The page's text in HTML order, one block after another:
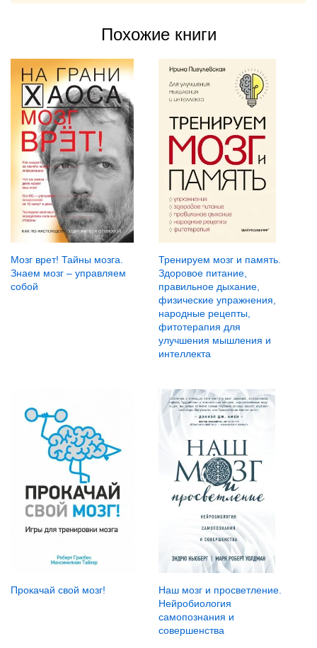
Похожие книги
Мозг врет! Тайны мозга.
Знаем мозг – управляем
собой
Тренируем мозг и память.
Здоровое питание,
правильное дыхание,
физические упражнения,
народные рецепты,
фитотерапия для
улучшения мышления и
интеллекта
Прокачай свой мозг!
Наш мозг и просветление.
Нейробиология
самопознания и
совершенства